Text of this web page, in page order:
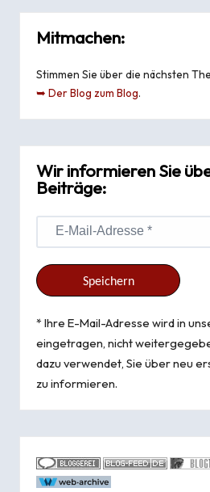
Mitmachen:
Stimmen Sie über die nächsten
➥ Der Blog zum Blog.
Wir informieren Sie
Beiträge:
* Ihre E-Mail-Adresse wird in
eingetragen, nicht
dazu verwendet, Sie über neu
zu informieren.